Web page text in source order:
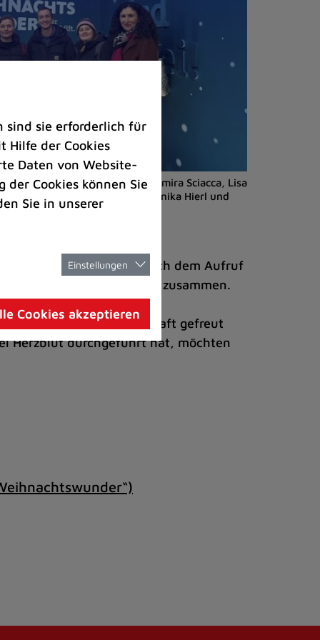
vor Ort (von links): Amira Sciacca, Lisa
(alle aus dem LUX), Annika Hierl und
und verkauft werden. Auch dem Aufruf
stolze 6250,11 Euro zusammen.
große Spendenbereitschaft gefreut
Herzblut durchgeführt hat, möchten
sind sie erforderlich für
Hilfe der Cookies
Daten von Website-
Cookies können Sie
Sie in unserer
Einstellungen
Cookies akzeptieren